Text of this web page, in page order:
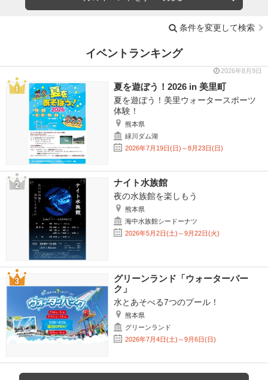
条件を変更して検索
イベントランキング
2026年8月9日
夏を遊ぼう！2026 in 美里町
夏を遊ぼう！美里ウォータースポーツ
体験！
熊本県
緑川ダム湖
2026年7月19日(日)～8月23日(日)
ナイト水族館
夜の水族館を楽しもう
熊本県
海中水族館シードーナツ
2026年5月2日(土)～9月22日(火)
グリーンランド「ウォーターパー
ク」
水とあそべる7つのプール！
熊本県
グリーンランド
2026年7月4日(土)～9月6日(日)